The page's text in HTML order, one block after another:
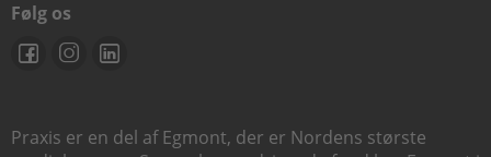
Følg os
Praxis er en del af Egmont, der er Nordens største